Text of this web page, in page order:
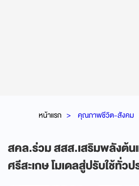
หน้าแรก คุณภาพชีวิต-สังคม
สคล.ร่วม สสส.เสริมพลังต้น
ศรีสะเกษ โมเดลสู่ปรับใช้ทั่วป